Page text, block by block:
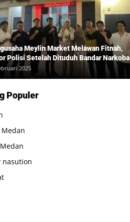
Meylin Market Melawan Fitnah,
Polisi Setelah Dituduh Bandar Narkoba
2025
Populer
nasution